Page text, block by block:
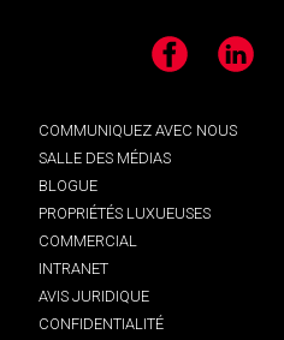
Facebook LinkedIn
COMMUNIQUEZ AVEC NOUS
SALLE DES MÉDIAS
BLOGUE
PROPRIÉTÉS LUXUEUSES
COMMERCIAL
INTRANET
AVIS JURIDIQUE
CONFIDENTIALITÉ